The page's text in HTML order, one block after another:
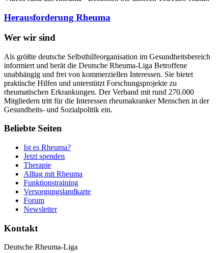
Herausforderung Rheuma
Wer wir sind
Als größte deutsche Selbsthilfeorganisation im Gesundheitsbereich
informiert und berät die Deutsche Rheuma-Liga Betroffene
unabhängig und frei von kommerziellen Interessen. Sie bietet
praktische Hilfen und unterstützt Forschungsprojekte zu
rheumatischen Erkrankungen. Der Verband mit rund 270.000
Mitgliedern tritt für die Interessen rheumakranker Menschen in der
Gesundheits- und Sozialpolitik ein.
Beliebte Seiten
Ist es Rheuma?
Jetzt spenden
Therapie
Alltag mit Rheuma
Funktionstraining
Versorgungslandkarte
Forum
Newsletter
Kontakt
Deutsche Rheuma-Liga